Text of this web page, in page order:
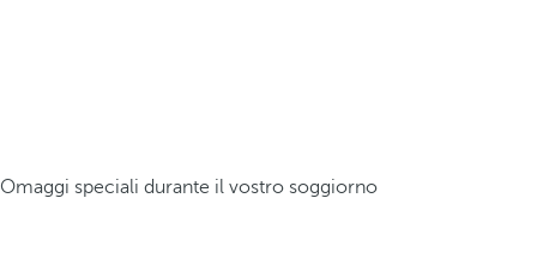
Omaggi speciali durante il vostro soggiorno